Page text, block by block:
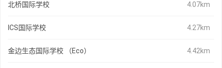
北桥国际学校 4.07km
ICS国际学校 4.27km
金边生态国际学校 （Eco） 4.42km